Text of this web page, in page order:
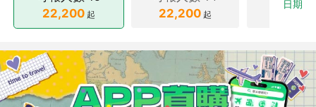
22,200 起
22,200 起
日期